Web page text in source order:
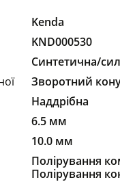
Kenda
KND000530
Синтетична/
Зворотний
Наддрібна
6.5 мм
10.0 мм
Полірування
Полірування